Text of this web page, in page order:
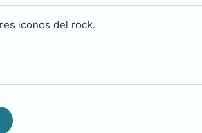
iconos del rock.